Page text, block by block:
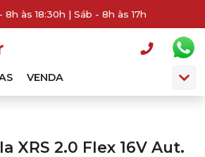
8h às 18:30h | Sáb - 8h às 17h
VENDA
XRS 2.0 Flex 16V Aut.